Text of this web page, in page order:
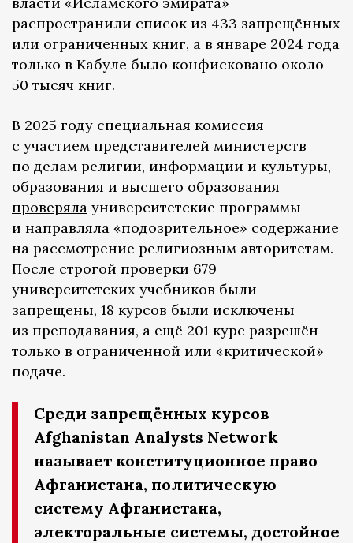
распространили список из 433 запрещённых
или ограниченных книг, а в январе 2024 года
только в Кабуле было конфисковано около
50 тысяч книг.
В 2025 году специальная комиссия
с участием представителей министерств
по делам религии, информации и культуры,
образования и высшего образования
проверяла университетские программы
и направляла «подозрительное» содержание
на рассмотрение религиозным авторитетам.
После строгой проверки 679
университетских учебников были
запрещены, 18 курсов были исключены
из преподавания, а ещё 201 курс разрешён
только в ограниченной или «критической»
подаче.
Среди запрещённых курсов
Afghanistan Analysts Network
называет конституционное право
Афганистана, политическую
систему Афганистана,
электоральные системы, достойное